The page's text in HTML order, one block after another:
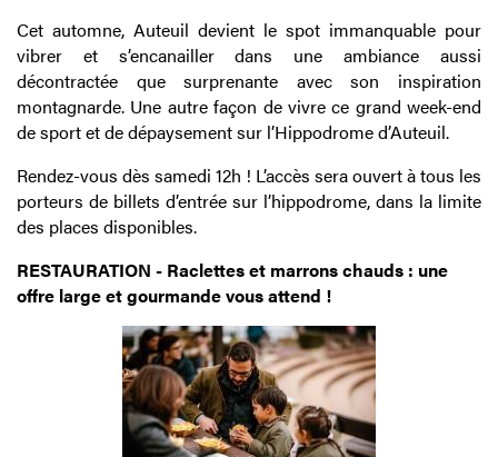
Cet automne, Auteuil devient le spot immanquable pour
vibrer et s’encanailler dans une ambiance aussi
décontractée que surprenante avec son inspiration
montagnarde. Une autre façon de vivre ce grand week-end
de sport et de dépaysement sur l’Hippodrome d’Auteuil.
Rendez-vous dès samedi 12h ! L’accès sera ouvert à tous les
porteurs de billets d’entrée sur l’hippodrome, dans la limite
des places disponibles.
RESTAURATION - Raclettes et marrons chauds : une
offre large et gourmande vous attend !